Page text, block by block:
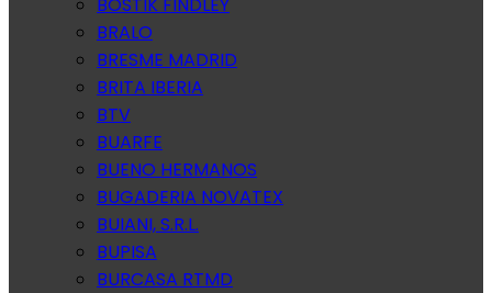
BRALO
BRESME MADRID
BRITA IBERIA
BTV
BUARFE
BUENO HERMANOS
BUGADERIA NOVATEX
BUIANI, S.R.L.
BUPISA
BURCASA RTMD